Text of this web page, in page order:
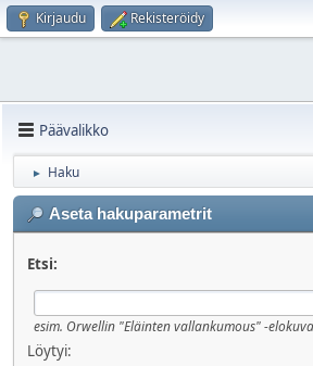
Kirjaudu Rekisteröidy
Päävalikko
► Haku
Aseta hakuparametrit
Etsi:
esim. Orwellin "Eläinten vallankumous" -elokuva
Löytyi: